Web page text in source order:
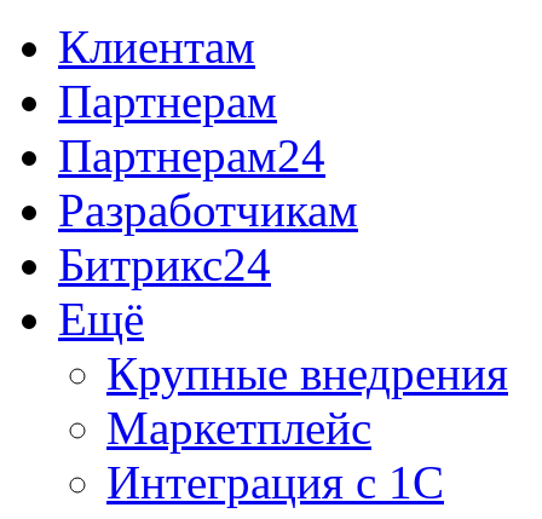
Клиентам
Партнерам
Партнерам24
Разработчикам
Битрикс24
Ещё
Крупные внедрения
Маркетплейс
Интеграция с 1С